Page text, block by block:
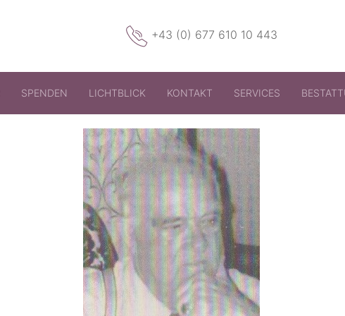
+43 (0) 677 610 10 443
SPENDEN LICHTBLICK KONTAKT SERVICES